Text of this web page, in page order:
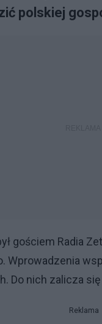
polskiej
gościem Radia
Wprowadzenia
Do nich zalicza
Reklama